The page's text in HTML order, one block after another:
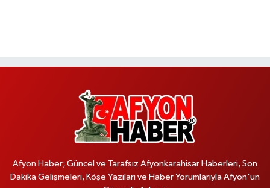
Afyon Haber; Güncel ve Tarafsız Afyonkarahisar Haberleri, Son
Dakika Gelişmeleri, Köşe Yazıları ve Haber Yorumlarıyla Afyon'un